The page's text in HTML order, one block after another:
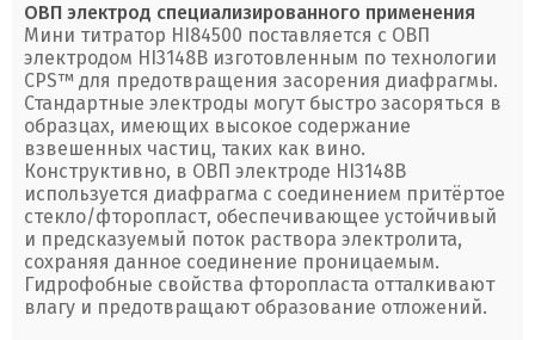
ОВП электрод специализированного применения
Мини титратор HI84500 поставляется с ОВП
электродом HI3148B изготовленным по технологии
CPS™ для предотвращения засорения диафрагмы.
Стандартные электроды могут быстро засоряться в
образцах, имеющих высокое содержание
взвешенных частиц, таких как вино.
Конструктивно, в ОВП электроде HI3148B
используется диафрагма с соединением притёртое
стекло/фторопласт, обеспечивающее устойчивый
и предсказуемый поток раствора электролита,
сохраняя данное соединение проницаемым.
Гидрофобные свойства фторопласта отталкивают
влагу и предотвращают образование отложений.